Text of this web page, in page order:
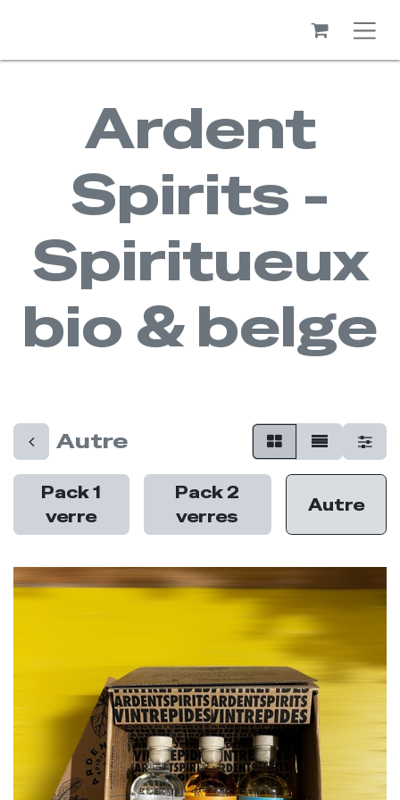
Ardent
Spirits -
Spiritueux
bio & belge
Autre
Pack 1
verre
Pack 2
verres
Autre